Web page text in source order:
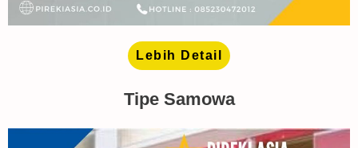
Lebih Detail
Tipe Samowa